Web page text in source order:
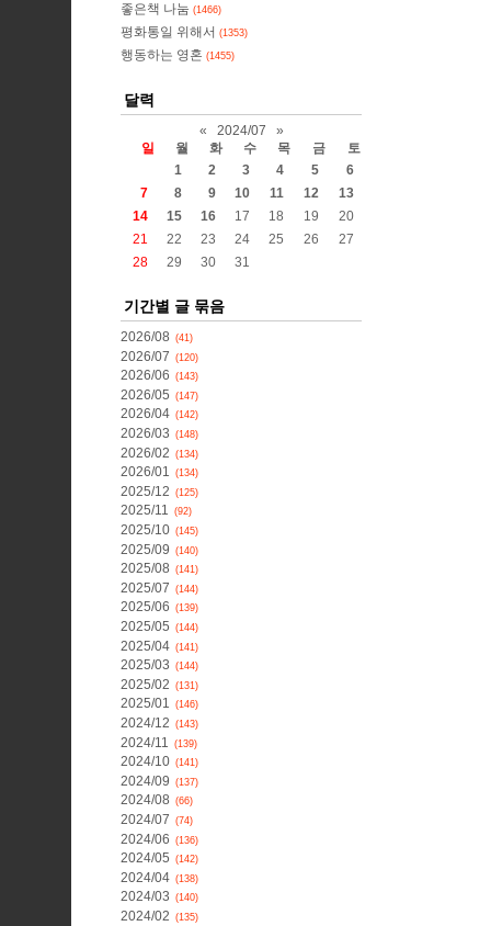
좋은책 나눔 (1466)
평화통일 위해서 (1353)
행동하는 영혼 (1455)
달력
« 2024/07
»
일
월 화 수 목 금
토
1
2 3 4 5
6
7
8 9 10 11 12
13
14
15 16 17 18 19
20
21
22 23 24 25 26
27
28
29 30 31
기간별 글 묶음
2026/08 (41)
2026/07 (120)
2026/06 (143)
2026/05 (147)
2026/04 (142)
2026/03 (148)
2026/02 (134)
2026/01 (134)
2025/12 (125)
2025/11 (92)
2025/10 (145)
2025/09 (140)
2025/08 (141)
2025/07 (144)
2025/06 (139)
2025/05 (144)
2025/04 (141)
2025/03 (144)
2025/02 (131)
2025/01 (146)
2024/12 (143)
2024/11 (139)
2024/10 (141)
2024/09 (137)
2024/08 (66)
2024/07 (74)
2024/06 (136)
2024/05 (142)
2024/04 (138)
2024/03 (140)
2024/02 (135)